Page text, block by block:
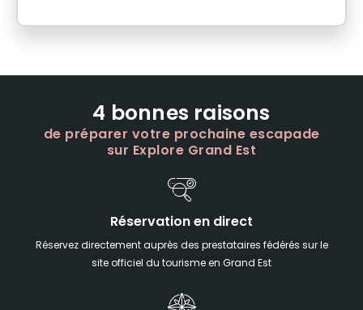
4 bonnes raisons
de préparer votre prochaine escapade
sur Explore Grand Est
Réservation en direct
Réservez directement auprès des prestataires fédérés sur le
site officiel du tourisme en Grand Est